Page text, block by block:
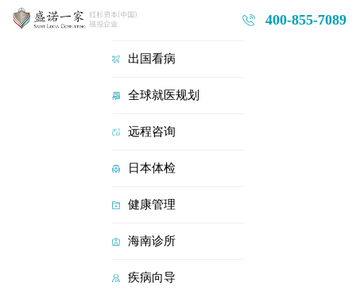
400-855-7089
出国看病
全球就医规划
远程咨询
日本体检
健康管理
海南诊所
疾病向导